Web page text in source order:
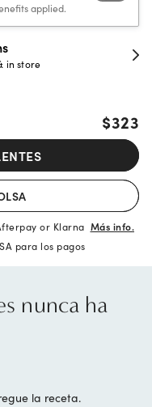
applied.
30-day happiness
Full refund or replacement
$323
or Klarna Más info.
para los pagos
nunca ha
la receta.